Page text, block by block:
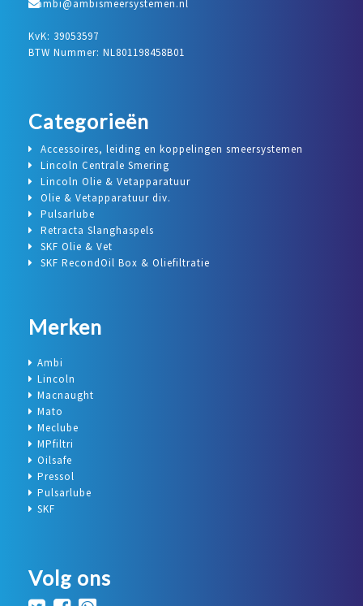
ambi@ambismeersystemen.nl
KvK: 39053597
BTW Nummer: NL801198458B01
Categorieën
Accessoires, leiding en koppelingen smeersystemen
Lincoln Centrale Smering
Lincoln Olie & Vetapparatuur
Olie & Vetapparatuur div.
Pulsarlube
Retracta Slanghaspels
SKF Olie & Vet
SKF RecondOil Box & Oliefiltratie
Merken
Ambi
Lincoln
Macnaught
Mato
Meclube
MPfiltri
Oilsafe
Pressol
Pulsarlube
SKF
Volg ons